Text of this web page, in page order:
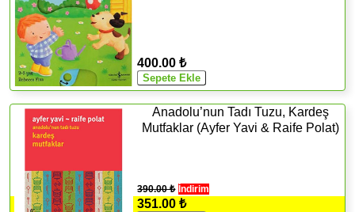
400.00 ₺
Anadolu’nun Tadı Tuzu, Kardeş
Mutfaklar (Ayfer Yavi & Raife Polat)
390.00 ₺ İndirim
351.00 ₺